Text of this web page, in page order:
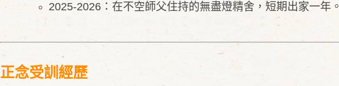
2025-2026：在不空師父住持的無盡燈精舍，短期出家一年。
正念受訓經歷